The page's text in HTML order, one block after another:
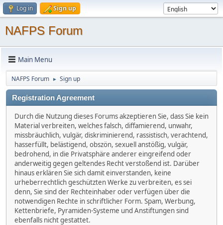
Log in Sign up
NAFPS Forum
Main Menu
NAFPS Forum ► Sign up
Registration Agreement
Durch die Nutzung dieses Forums akzeptieren Sie, dass Sie kein
Material verbreiten, welches falsch, diffamierend, unwahr,
missbräuchlich, vulgär, diskriminierend, rassistisch, verachtend,
hasserfüllt, belästigend, obszön, sexuell anstößig, vulgär,
bedrohend, in die Privatsphäre anderer eingreifend oder
anderweitig gegen geltendes Recht verstoßend ist. Darüber
hinaus erklären Sie sich damit einverstanden, keine
urheberrechtlich geschützten Werke zu verbreiten, es sei
denn, Sie sind der Rechteinhaber oder verfügen über die
notwendigen Rechte in schriftlicher Form. Spam, Werbung,
Kettenbriefe, Pyramiden-Systeme und Anstiftungen sind
ebenfalls nicht gestattet.